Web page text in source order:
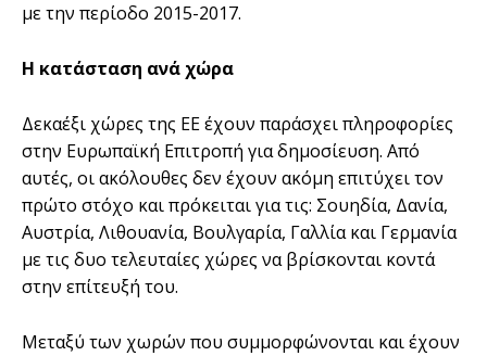
με την περίοδο 2015-2017.
Η κατάσταση ανά χώρα
Δεκαέξι χώρες της ΕΕ έχουν παράσχει πληροφορίες
στην Ευρωπαϊκή Επιτροπή για δημοσίευση. Από
αυτές, οι ακόλουθες δεν έχουν ακόμη επιτύχει τον
πρώτο στόχο και πρόκειται για τις: Σουηδία, Δανία,
Αυστρία, Λιθουανία, Βουλγαρία, Γαλλία και Γερμανία
με τις δυο τελευταίες χώρες να βρίσκονται κοντά
στην επίτευξή του.
Μεταξύ των χωρών που συμμορφώνονται και έχουν